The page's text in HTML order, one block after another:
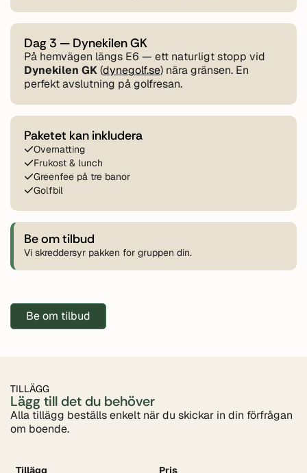
Dag 3 — Dynekilen GK
På hemvägen längs E6 — ett naturligt stopp vid
Dynekilen GK(dynegolf.se) nära gränsen. En
perfekt avslutning på golfresan.
Paketet kan inkludera
Overnatting
Frukost & lunch
Greenfee på tre banor
Golfbil
Be om tilbud
Vi skreddersyr pakken for gruppen din.
Be om tilbud
TILLÄGG
Lägg till det du behöver
Alla tillägg beställs enkelt när du skickar in din förfrågan
om boende.
Tillägg Pris